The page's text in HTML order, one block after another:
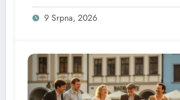
9 Srpna, 2026